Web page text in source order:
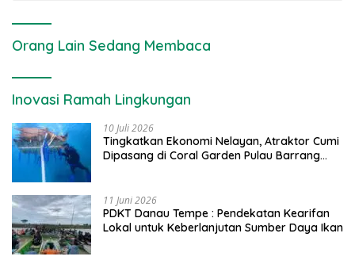
Orang Lain Sedang Membaca
Inovasi Ramah Lingkungan
10 Juli 2026
Tingkatkan Ekonomi Nelayan, Atraktor Cumi
Dipasang di Coral Garden Pulau Barrang
11 Juni 2026
PDKT Danau Tempe : Pendekatan Kearifan
Lokal untuk Keberlanjutan Sumber Daya Ikan